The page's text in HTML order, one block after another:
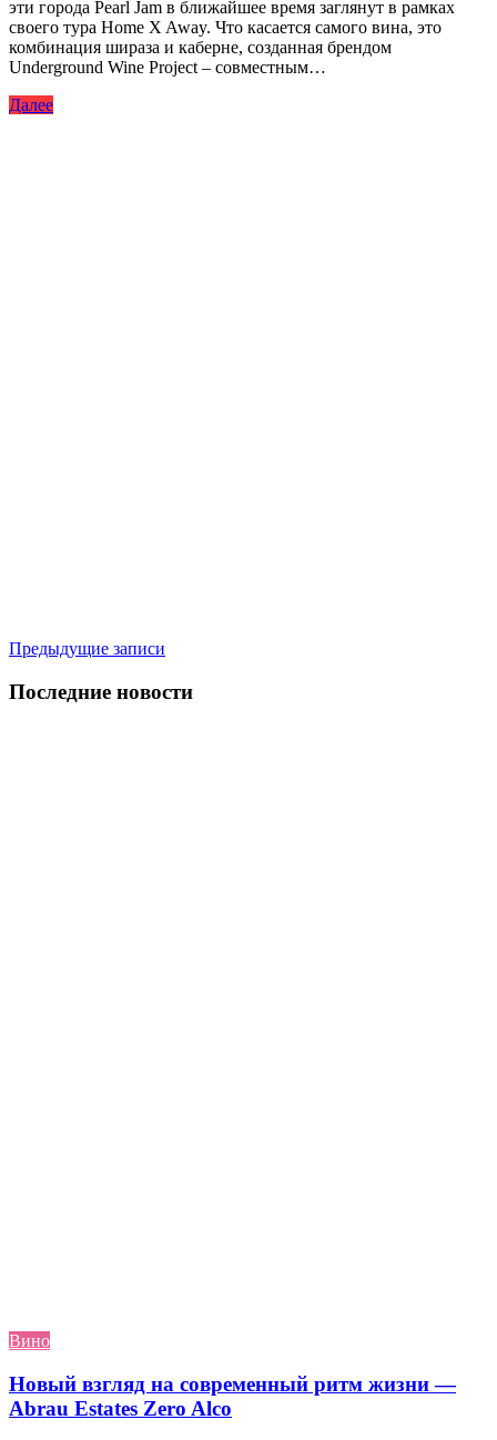
эти города Pearl Jam в ближайшее время заглянут в рамках
своего тура Home X Away. Что касается самого вина, это
комбинация шираза и каберне, созданная брендом
Underground Wine Project – совместным…
Далее
Навигация
по
записям
Предыдущие записи
Последние новости
Вино
Новый взгляд на современный ритм жизни —
Abrau Estates Zero Alco